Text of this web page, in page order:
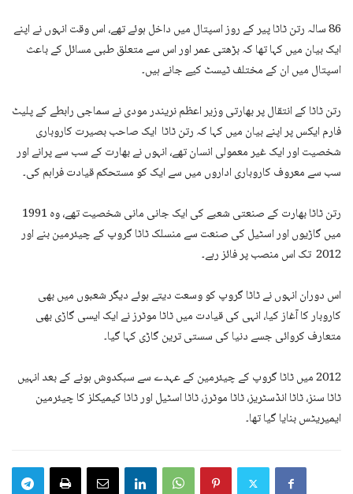
86 سالہ رتن ٹاٹا پیر کے روز اسپتال میں داخل ہوئے تھے، اس وقت انہوں نے اپنے
ایک بیان میں کہا تھا کہ بڑھتی عمر اور اس سے متعلق طبی مسائل کے باعث
اسپتال میں ان کے مختلف ٹیسٹ کیے جانے ہیں۔
رتن ٹاٹا کے انتقال پر بھارتی وزیر اعظم نریندر مودی نے سماجی رابطے کے پلیٹ
فارم ایکس پر اپنے بیان میں کہا کہ رتن ٹاٹا ایک صاحب بصیرت کاروباری
شخصیت اور ایک غیر معمولی انسان تھے، انہوں نے بھارت کے سب سے پرانے اور
سب سے معروف کاروباری اداروں میں سے ایک کو مستحکم قیادت فراہم کی۔
رتن ٹاٹا بھارت کے صنعتی شعبے کی ایک جانی مانی شخصیت تھے، وہ 1991
میں گاڑیوں اور اسٹیل کی صنعت سے منسلک ٹاٹا گروپ کے چیئرمین بنے اور
2012 تک اس منصب پر فائز رہے۔
اس دوران انہوں نے ٹاٹا گروپ کو وسعت دیتے ہوئے دیگر شعبوں میں بھی
کاروبار کا آغاز کیا، انہی کی قیادت میں ٹاٹا موٹرز نے ایک ایسی گاڑی بھی
متعارف کروائی جسے دنیا کی سستی ترین گاڑی کہا گیا۔
2012 میں ٹاٹا گروپ کے چیئرمین کے عہدے سے سبکدوش ہونے کے بعد انہیں
ٹاٹا سنز، ٹاٹا انڈسٹریز، ٹاٹا موٹرز، ٹاٹا اسٹیل اور ٹاٹا کیمیکلز کا چیئرمین
ایمیریٹس بنایا گیا تھا۔